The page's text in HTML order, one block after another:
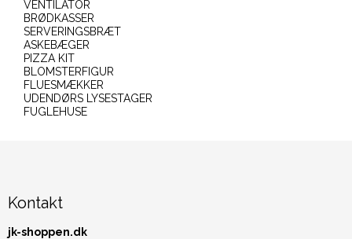
VENTILATOR
BRØDKASSER
SERVERINGSBRÆT
ASKEBÆGER
PIZZA KIT
BLOMSTERFIGUR
FLUESMÆKKER
UDENDØRS LYSESTAGER
FUGLEHUSE
Kontakt
jk-shoppen.dk